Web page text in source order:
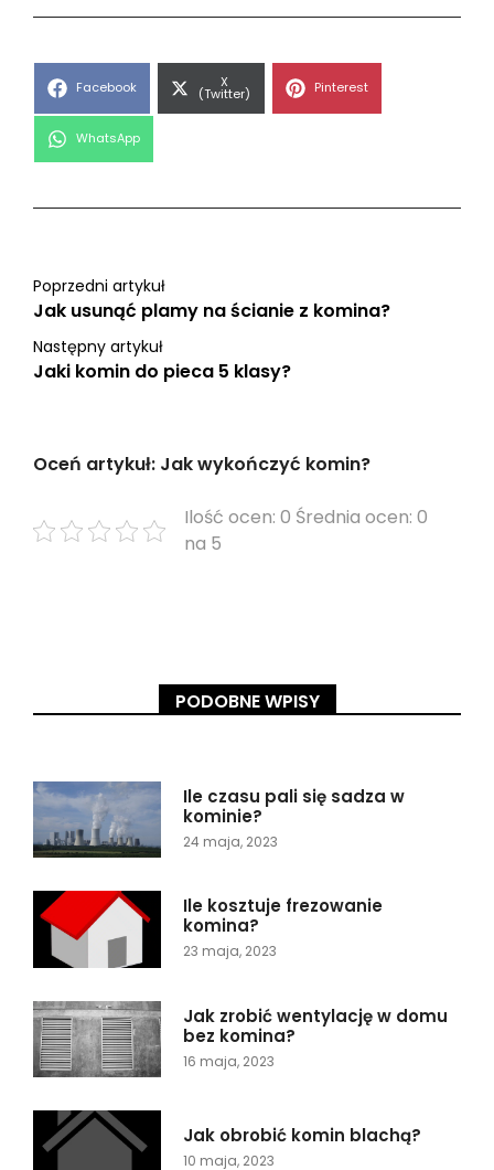
Share
Facebook Share
on
X
(Twitter) Share
Pinterest
Share
WhatsApp
Poprzedni artykuł
Jak usunąć plamy na ścianie z komina?
Następny artykuł
Jaki komin do pieca 5 klasy?
Oceń artykuł: Jak wykończyć komin?
Ilość ocen: 0 Średnia ocen: 0
na 5
PODOBNE WPISY
Ile czasu pali się sadza w
kominie?
24 maja, 2023
Ile kosztuje frezowanie
komina?
23 maja, 2023
Jak zrobić wentylację w domu
bez komina?
16 maja, 2023
Jak obrobić komin blachą?
10 maja, 2023